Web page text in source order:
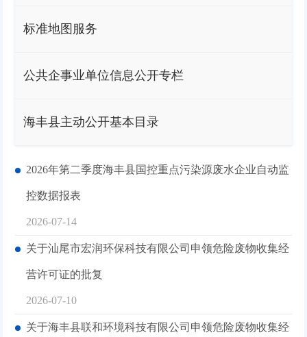
标准地图服务
公共企事业单位信息公开专栏
海丰县主动公开基本目录
2026年第二季度海丰县国控重点污染源废水企业自动监
控数据报表
2026-07-14
关于汕尾市宏润环保科技有限公司申领危险废物收集经
营许可证的批复
2026-07-10
关于海丰县联和环境科技有限公司申领危险废物收集经